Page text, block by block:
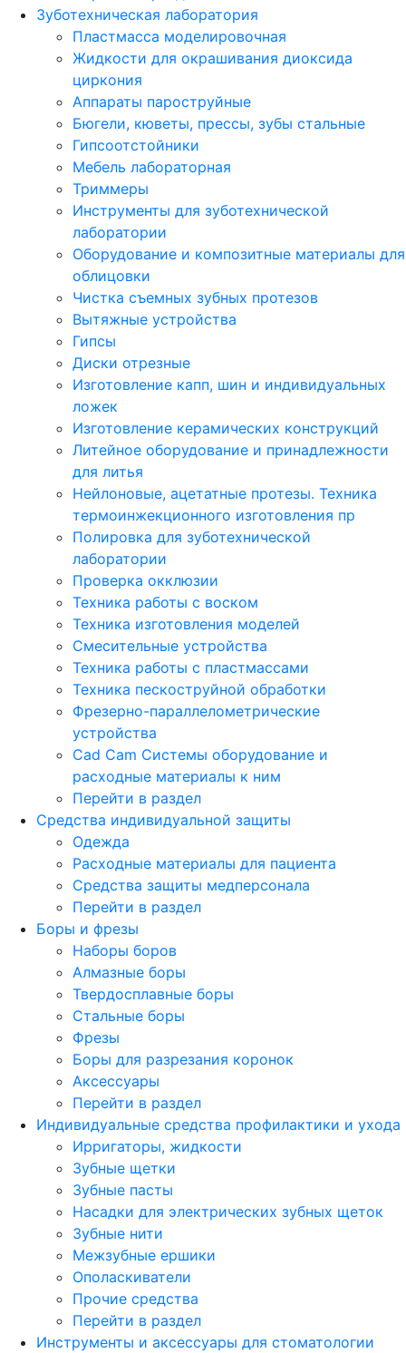
Зуботехническая лаборатория
Пластмасса моделировочная
Жидкости для окрашивания диоксида
циркония
Аппараты пароструйные
Бюгели, кюветы, прессы, зубы стальные
Гипсоотстойники
Мебель лабораторная
Триммеры
Инструменты для зуботехнической
лаборатории
Оборудование и композитные материалы для
облицовки
Чистка съемных зубных протезов
Вытяжные устройства
Гипсы
Диски отрезные
Изготовление капп, шин и индивидуальных
ложек
Изготовление керамических конструкций
Литейное оборудование и принадлежности
для литья
Нейлоновые, ацетатные протезы. Техника
термоинжекционного изготовления пр
Полировка для зуботехнической
лаборатории
Проверка окклюзии
Техника работы с воском
Техника изготовления моделей
Смесительные устройства
Техника работы с пластмассами
Техника пескоструйной обработки
Фрезерно-параллелометрические
устройства
Cad Cam Системы оборудование и
расходные материалы к ним
Перейти в раздел
Средства индивидуальной защиты
Одежда
Расходные материалы для пациента
Средства защиты медперсонала
Перейти в раздел
Боры и фрезы
Наборы боров
Алмазные боры
Твердосплавные боры
Стальные боры
Фрезы
Боры для разрезания коронок
Аксессуары
Перейти в раздел
Индивидуальные средства профилактики и ухода
Ирригаторы, жидкости
Зубные щетки
Зубные пасты
Насадки для электрических зубных щеток
Зубные нити
Межзубные ершики
Ополаскиватели
Прочие средства
Перейти в раздел
Инструменты и аксессуары для стоматологии